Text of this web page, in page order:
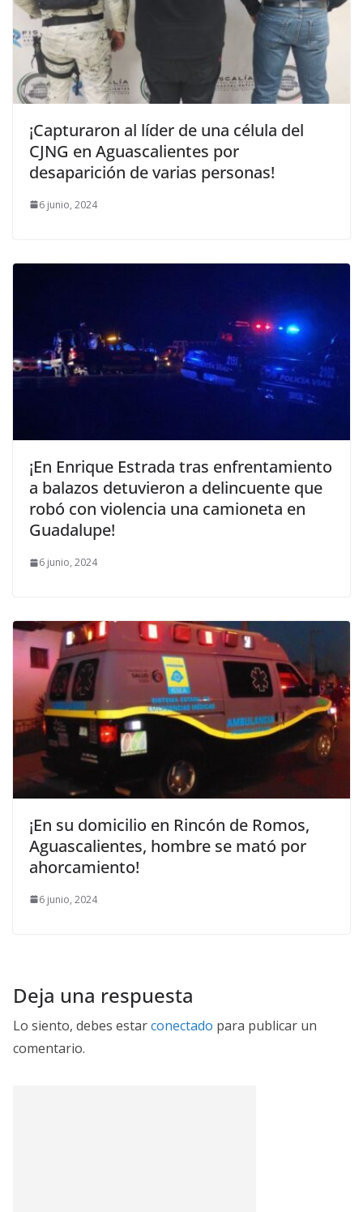
¡Capturaron al líder de una célula del
CJNG en Aguascalientes por
desaparición de varias personas!
6 junio, 2024
¡En Enrique Estrada tras enfrentamiento
a balazos detuvieron a delincuente que
robó con violencia una camioneta en
Guadalupe!
6 junio, 2024
¡En su domicilio en Rincón de Romos,
Aguascalientes, hombre se mató por
ahorcamiento!
6 junio, 2024
Deja una respuesta
Lo siento, debes estarconectado para publicar un
comentario.